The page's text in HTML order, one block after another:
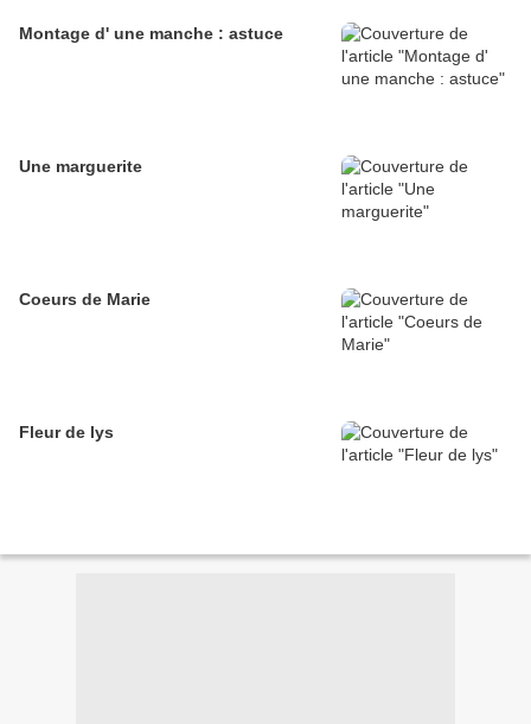
Montage d' une manche : astuce
Une marguerite
Coeurs de Marie
Fleur de lys